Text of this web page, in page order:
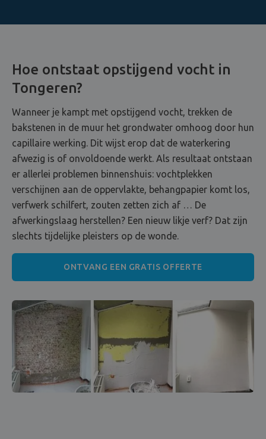
Hoe ontstaat opstijgend vocht in
Tongeren?
Wanneer je kampt met opstijgend vocht, trekken de
bakstenen in de muur het grondwater omhoog door hun
capillaire werking. Dit wijst erop dat de waterkering
afwezig is of onvoldoende werkt. Als resultaat ontstaan
er allerlei problemen binnenshuis: vochtplekken
verschijnen aan de oppervlakte, behangpapier komt los,
verfwerk schilfert, zouten zetten zich af … De
afwerkingslaag herstellen? Een nieuw likje verf? Dat zijn
slechts tijdelijke pleisters op de wonde.
ONTVANG EEN GRATIS OFFERTE